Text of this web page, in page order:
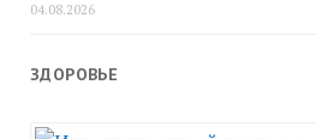
04.08.2026
ЗДОРОВЬЕ